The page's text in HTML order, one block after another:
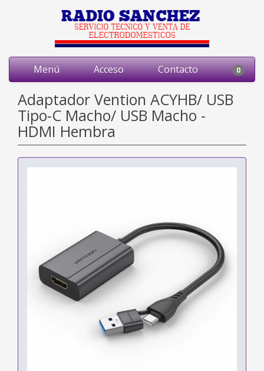
Menú Acceso Contacto 0
Adaptador Vention ACYHB/ USB
Tipo-C Macho/ USB Macho -
HDMI Hembra